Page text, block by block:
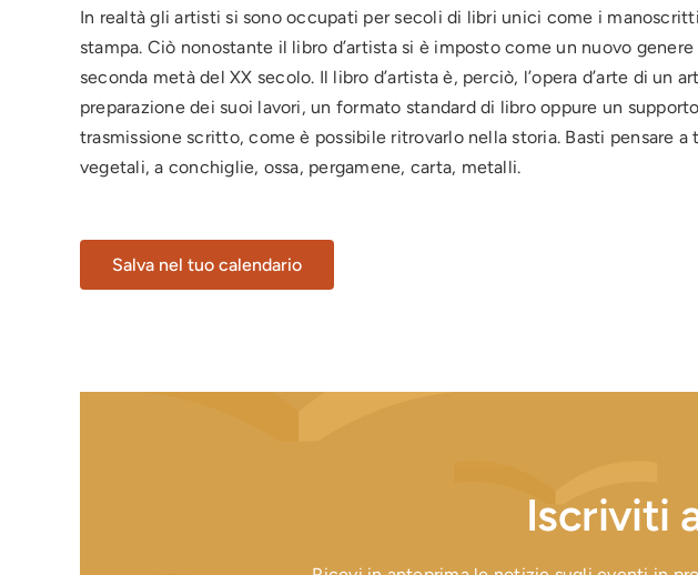
In realtà gli artisti si sono occupati per secoli di libri unici come i
stampa. Ciò nonostante il libro d’artista si è imposto come un nuovo
seconda metà del XX secolo. Il libro d’artista è, perciò, l’opera d’arte di un
preparazione dei suoi lavori, un formato standard di libro oppure un
trasmissione scritto, come è possibile ritrovarlo nella storia. Basti pensare a
vegetali, a conchiglie, ossa, pergamene, carta, metalli.
Salva nel tuo calendario
Iscriviti